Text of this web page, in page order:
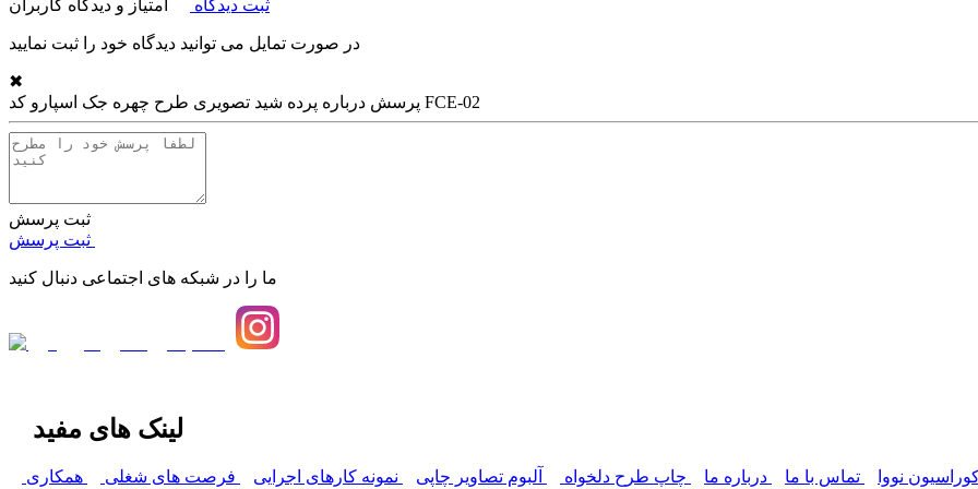
ثبت دیدگاه امتیاز و دیدگاه کاربران
در صورت تمایل می توانید دیدگاه خود را ثبت نمایید
✖
پرسش درباره پرده شید تصویری طرح چهره جک اسپارو کد FCE-02
ثبت پرسش
ما را در شبکه های اجتماعی دنبال کنید
لینک های مفید
نووا تماس با ما درباره ما چاپ طرح دلخواه آلبوم تصاویر چاپی نمونه کارهای اجرایی فرصت های شغلی همکاری